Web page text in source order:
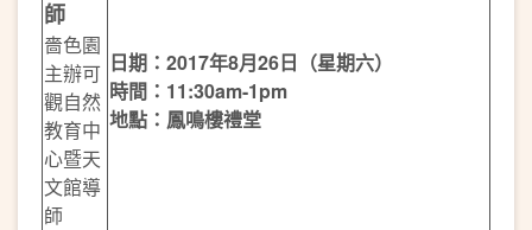
師
嗇色園
主辦可
觀自然
教育中
心暨天
文館導
師
日期：2017年8月26日（星期六）
時間：11:30am-1pm
地點：鳳鳴樓禮堂